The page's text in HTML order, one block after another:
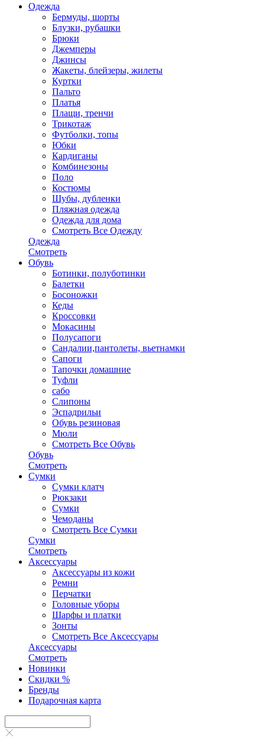
Одежда
Бермуды, шорты
Блузки, рубашки
Брюки
Джемперы
Джинсы
Жакеты, блейзеры, жилеты
Куртки
Пальто
Платья
Плащи, тренчи
Трикотаж
Футболки, топы
Юбки
Кардиганы
Комбинезоны
Поло
Костюмы
Шубы, дубленки
Пляжная одежда
Одежда для дома
Смотреть Все Одежду
Одежда
Смотреть
Обувь
Ботинки, полуботинки
Балетки
Босоножки
Кеды
Кроссовки
Мокасины
Полусапоги
Сандалии,пантолеты, вьетнамки
Сапоги
Тапочки домашние
Туфли
сабо
Слипоны
Эспадрильи
Обувь резиновая
Мюли
Смотреть Все Обувь
Обувь
Смотреть
Сумки
Сумки клатч
Рюкзаки
Сумки
Чемоданы
Смотреть Все Сумки
Сумки
Смотреть
Аксессуары
Аксессуары из кожи
Ремни
Перчатки
Головные уборы
Шарфы и платки
Зонты
Смотреть Все Аксессуары
Аксессуары
Смотреть
Новинки
Скидки %
Бренды
Подарочная карта